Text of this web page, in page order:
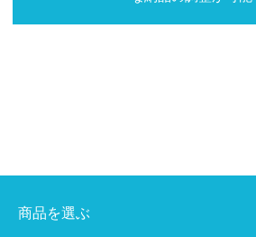
商品を選ぶ